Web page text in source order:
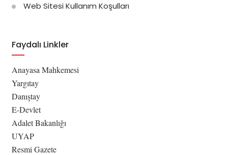
Web Sitesi Kullanım Koşulları
Faydalı Linkler
Anayasa Mahkemesi
Yargıtay
Danıştay
E-Devlet
Adalet Bakanlığı
UYAP
Resmi Gazete